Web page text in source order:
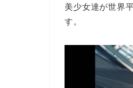
美少女達が世界
す。